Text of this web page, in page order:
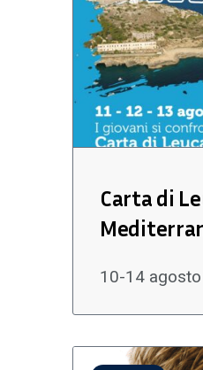
Carta di
10-14